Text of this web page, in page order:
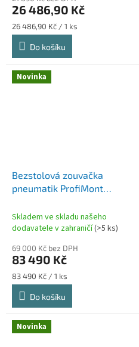
26 486,90 Kč
Měrná
cena:
26 486,90 Kč / 1 ks
Do košíku
Novinka
Bezstolová zouvačka
pneumatik ProfiMont
tlakové dělo |
BestProducts
Skladem ve skladu našeho
dodavatele v zahraničí(>5 ks)
69 000 Kč bez DPH
83 490 Kč
Měrná
cena:
83 490 Kč / 1 ks
Do košíku
Novinka